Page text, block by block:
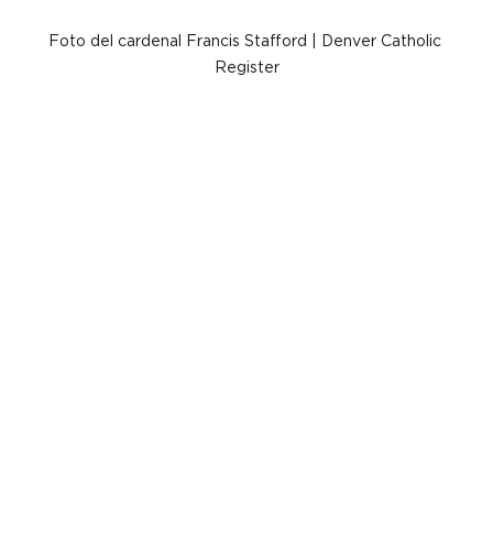
Foto del cardenal Francis Stafford | Denver Catholic
Register